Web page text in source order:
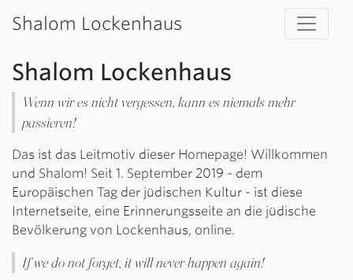
Shalom Lockenhaus
Shalom Lockenhaus
Wenn wir es nicht vergessen, kann es niemals mehr
passieren!
Das ist das Leitmotiv dieser Homepage! Willkommen
und Shalom! Seit 1. September 2019 - dem
Europäischen Tag der jüdischen Kultur - ist diese
Internetseite, eine Erinnerungsseite an die jüdische
Bevölkerung von Lockenhaus, online.
If we do not forget, it will never happen again!